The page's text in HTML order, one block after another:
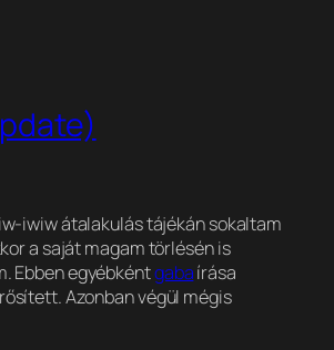
iwiw átalakulás tájékán sokaltam
a saját magam törlésén is
Ebben egyébkéntgabaírása
Azonban végül mégis